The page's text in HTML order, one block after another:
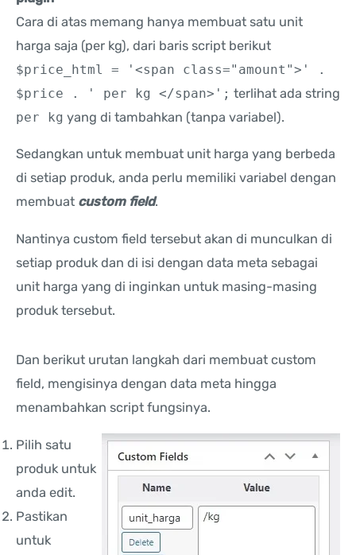
Cara di atas memang hanya membuat satu unit
harga saja (per kg), dari baris script berikut
$price_html = '<span class="amount">' .
$price . ' per kg </span>'; terlihat ada string
per kg yang di tambahkan (tanpa variabel).
Sedangkan untuk membuat unit harga yang berbeda
di setiap produk, anda perlu memiliki variabel dengan
membuat custom field.
Nantinya custom field tersebut akan di munculkan di
setiap produk dan di isi dengan data meta sebagai
unit harga yang di inginkan untuk masing-masing
produk tersebut.
Dan berikut urutan langkah dari membuat custom
field, mengisinya dengan data meta hingga
menambahkan script fungsinya.
Pilih satu
produk untuk
anda edit.
Pastikan
untuk